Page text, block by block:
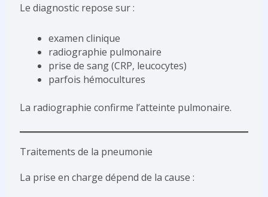
Le diagnostic repose sur :
examen clinique
radiographie pulmonaire
prise de sang (CRP, leucocytes)
parfois hémocultures
La radiographie confirme l’atteinte pulmonaire.
Traitements de la pneumonie
La prise en charge dépend de la cause :